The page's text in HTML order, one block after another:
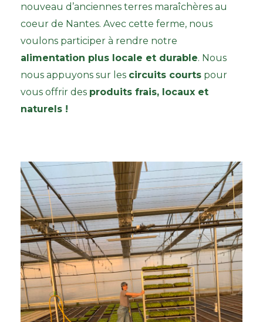
nouveau d’anciennes terres maraîchères au
coeur de Nantes. Avec cette ferme, nous
voulons participer à rendre notre
alimentation plus locale et durable. Nous
nous appuyons sur les circuits courts pour
vous offrir des produits frais, locaux et
naturels !